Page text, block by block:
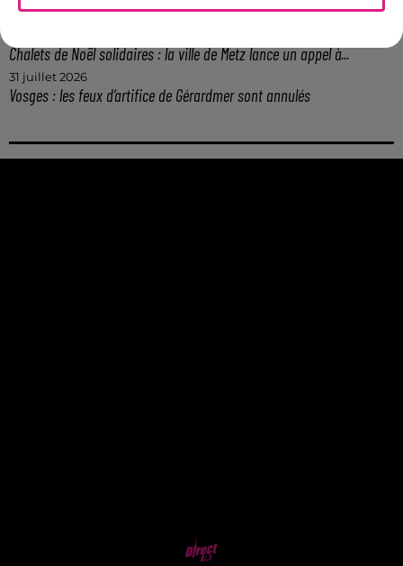
Eclipse Solaire du 12 août : où voir ce phénomène en Lorraine ?
Chalets de Noël solidaires : la ville de Metz lance un appel à...
31 juillet 2026
Vosges : les feux d’artifice de Gérardmer sont annulés